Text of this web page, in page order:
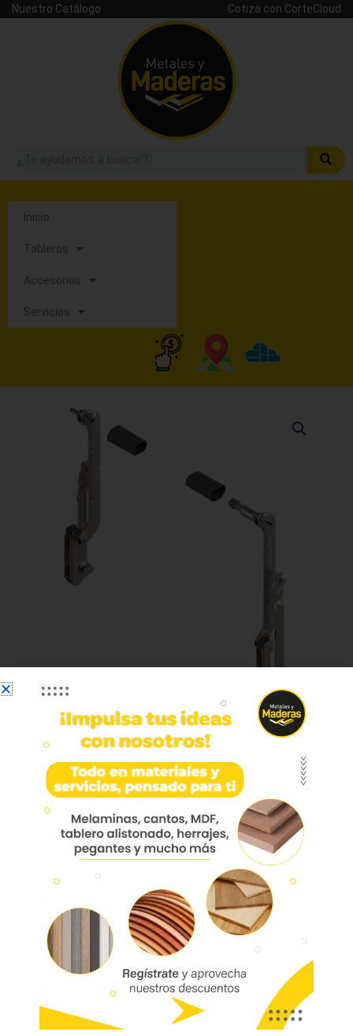
Nuestro Catálogo Cotiza con CorteCloud
Inicio
Tableros
Accesorios
Servicios
Aventos Hl Brazo 3800 H:
400-550 Mm
Compás abatible vertical AVENTOS HL, palanca
(Juego), ACM=400-550 mm
Código:
04850
Referencia:
Las imágenes mostradas son de referencia y los colores podrían variar
en físico. Los costos de envío son variables y serán asumidos por el
comprador. No incluye servicios como corte, cantos o enchape. Sólo